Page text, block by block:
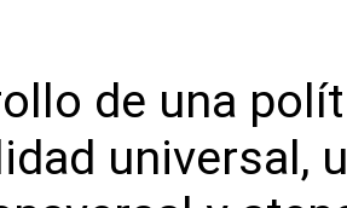
de una
universal,